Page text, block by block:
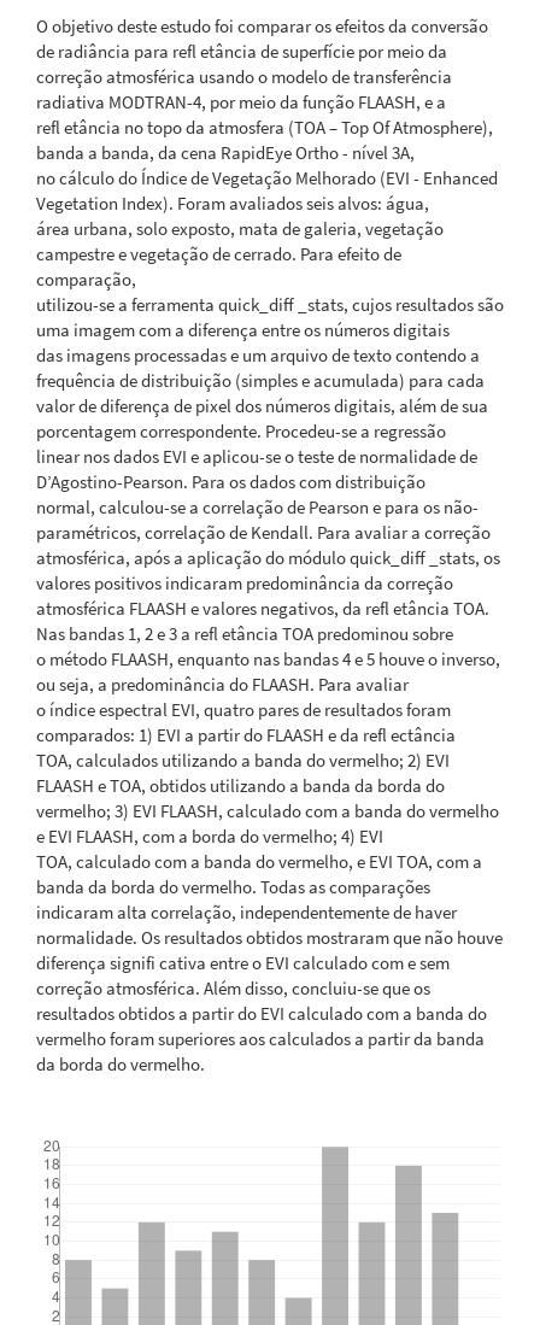
O objetivo deste estudo foi comparar os efeitos da conversão
de radiância para refl etância de superfície por meio da
correção atmosférica usando o modelo de transferência
radiativa MODTRAN-4, por meio da função FLAASH, e a
refl etância no topo da atmosfera (TOA – Top Of Atmosphere),
banda a banda, da cena RapidEye Ortho - nível 3A,
no cálculo do Índice de Vegetação Melhorado (EVI - Enhanced
Vegetation Index). Foram avaliados seis alvos: água,
área urbana, solo exposto, mata de galeria, vegetação
campestre e vegetação de cerrado. Para efeito de
comparação,
utilizou-se a ferramenta quick_diff _stats, cujos resultados são
uma imagem com a diferença entre os números digitais
das imagens processadas e um arquivo de texto contendo a
frequência de distribuição (simples e acumulada) para cada
valor de diferença de pixel dos números digitais, além de sua
porcentagem correspondente. Procedeu-se a regressão
linear nos dados EVI e aplicou-se o teste de normalidade de
D’Agostino-Pearson. Para os dados com distribuição
normal, calculou-se a correlação de Pearson e para os não-
paramétricos, correlação de Kendall. Para avaliar a correção
atmosférica, após a aplicação do módulo quick_diff _stats, os
valores positivos indicaram predominância da correção
atmosférica FLAASH e valores negativos, da refl etância TOA.
Nas bandas 1, 2 e 3 a refl etância TOA predominou sobre
o método FLAASH, enquanto nas bandas 4 e 5 houve o inverso,
ou seja, a predominância do FLAASH. Para avaliar
o índice espectral EVI, quatro pares de resultados foram
comparados: 1) EVI a partir do FLAASH e da refl ectância
TOA, calculados utilizando a banda do vermelho; 2) EVI
FLAASH e TOA, obtidos utilizando a banda da borda do
vermelho; 3) EVI FLAASH, calculado com a banda do vermelho
e EVI FLAASH, com a borda do vermelho; 4) EVI
TOA, calculado com a banda do vermelho, e EVI TOA, com a
banda da borda do vermelho. Todas as comparações
indicaram alta correlação, independentemente de haver
normalidade. Os resultados obtidos mostraram que não houve
diferença signifi cativa entre o EVI calculado com e sem
correção atmosférica. Além disso, concluiu-se que os
resultados obtidos a partir do EVI calculado com a banda do
vermelho foram superiores aos calculados a partir da banda
da borda do vermelho.